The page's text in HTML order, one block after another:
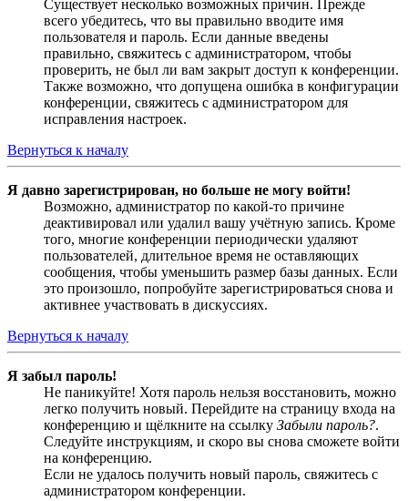
Существует несколько возможных причин. Прежде
всего убедитесь, что вы правильно вводите имя
пользователя и пароль. Если данные введены
правильно, свяжитесь с администратором, чтобы
проверить, не был ли вам закрыт доступ к конференции.
Также возможно, что допущена ошибка в конфигурации
конференции, свяжитесь с администратором для
исправления настроек.
Вернуться к началу
Я давно зарегистрирован, но больше не могу войти!
Возможно, администратор по какой-то причине
деактивировал или удалил вашу учётную запись. Кроме
того, многие конференции периодически удаляют
пользователей, длительное время не оставляющих
сообщения, чтобы уменьшить размер базы данных. Если
это произошло, попробуйте зарегистрироваться снова и
активнее участвовать в дискуссиях.
Вернуться к началу
Я забыл пароль!
Не паникуйте! Хотя пароль нельзя восстановить, можно
легко получить новый. Перейдите на страницу входа на
конференцию и щёлкните на ссылку Забыли пароль?.
Следуйте инструкциям, и скоро вы снова сможете войти
на конференцию.
Если не удалось получить новый пароль, свяжитесь с
администратором конференции.